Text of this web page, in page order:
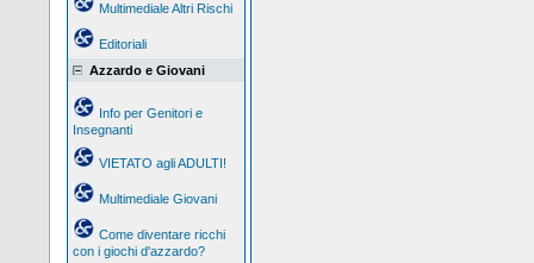
Multimediale Altri Rischi
Editoriali
Azzardo e Giovani
Info per Genitori e
Insegnanti
VIETATO agli ADULTI!
Multimediale Giovani
Come diventare ricchi
con i giochi d'azzardo?